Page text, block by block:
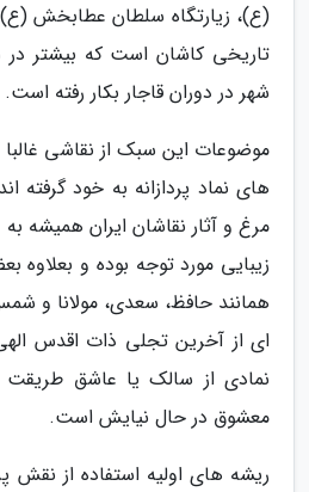
(ع)، زیارتگاه سلطان عطابخش
تاریخی کاشان است که بیشتر در
شهر در دوران قاجار بکار رفته است.
موضوعات این سبک از نقاشی غالبا
های نماد پردازانه به خود گرفته
مرغ و آثار نقاشان ایران همیشه
زیبایی مورد توجه بوده و بعلاوه
همانند حافظ، سعدی، مولانا و
ای از آخرین تجلی ذات اقدس
نمادی از سالک یا عاشق طریقت
معشوق در حال نیایش است.
ریشه های اولیه استفاده از نقش